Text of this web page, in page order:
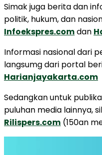
Simak juga berita dan
politik, hukum, dan
Infoekspres.comdan
Informasi nasional dari
langsumg dari portal
Harianjayakarta.com
Sedangkan untuk
puluhan media lainnya,
Rilispers.com (150an